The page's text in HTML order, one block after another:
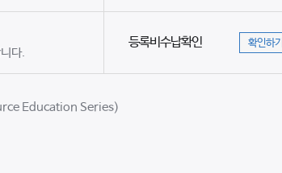
다.
등록비수납확인 확인하기
Education Series)